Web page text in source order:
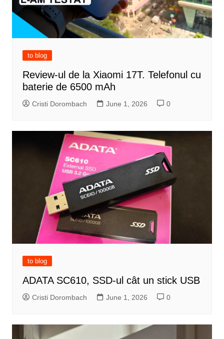
to blog
Review-ul de la Xiaomi 17T. Telefonul cu
baterie de 6500 mAh
Cristi Dorombach June 1, 2026 0
to blog
ADATA SC610, SSD-ul cât un stick USB
Cristi Dorombach June 1, 2026 0